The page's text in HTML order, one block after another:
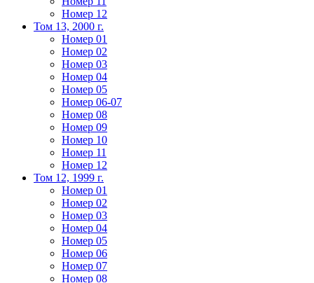
Номер 12
Том 13, 2000 г.
Номер 01
Номер 02
Номер 03
Номер 04
Номер 05
Номер 06-07
Номер 08
Номер 09
Номер 10
Номер 11
Номер 12
Том 12, 1999 г.
Номер 01
Номер 02
Номер 03
Номер 04
Номер 05
Номер 06
Номер 07
Номер 08